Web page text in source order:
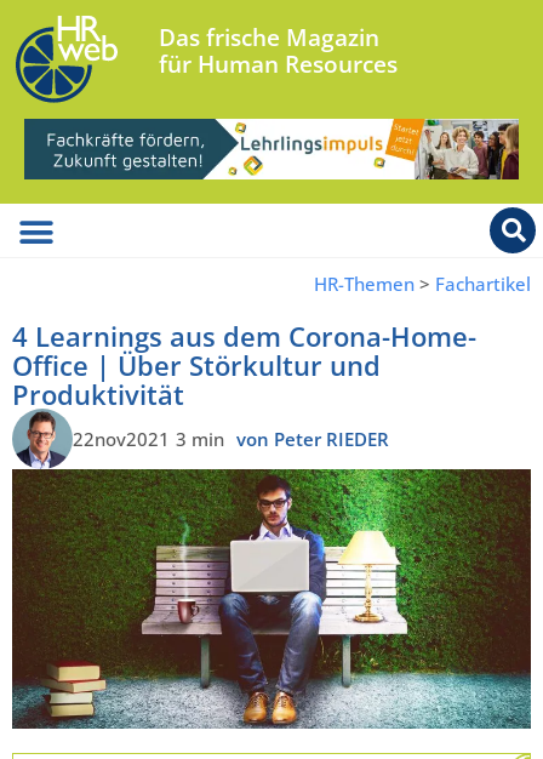
Das frische Magazin
für Human Resources
HR-Themen > Fachartikel
4 Learnings aus dem Corona-Home-
Office | Über Störkultur und
Produktivität
22nov2021 3 min von Peter RIEDER